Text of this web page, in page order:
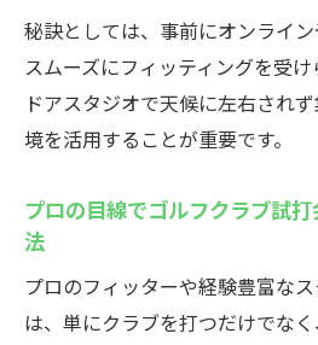
秘訣としては、事前にオンライ
スムーズにフィッティングを受
ドアスタジオで天候に左右され
境を活用することが重要です。
プロの目線でゴルフクラブ試
法
プロのフィッターや経験豊富な
は、単にクラブを打つだけでな